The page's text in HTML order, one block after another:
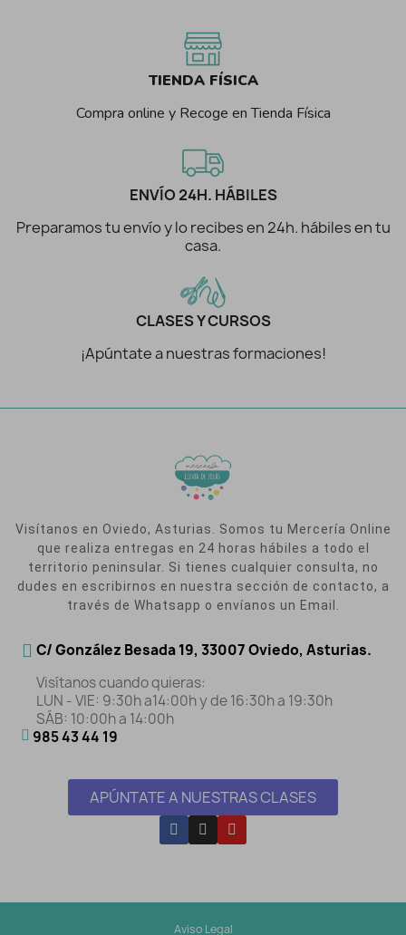
TIENDA FÍSICA
Compra online y Recoge en Tienda Física
ENVÍO 24H. HÁBILES
Preparamos tu envío y lo recibes en 24h. hábiles en tu
casa.
CLASES Y CURSOS
¡Apúntate a nuestras formaciones!
Visítanos en Oviedo, Asturias. Somos tu Mercería Online
que realiza entregas en 24 horas hábiles a todo el
territorio peninsular. Si tienes cualquier consulta, no
dudes en escribirnos en nuestra sección de contacto, a
través de Whatsapp o envíanos un Email.
C/ González Besada 19, 33007 Oviedo, Asturias.
Visítanos cuando quieras:
LUN - VIE: 9:30h a14:00h y de 16:30h a 19:30h
SÁB: 10:00h a 14:00h
985 43 44 19
APÚNTATE A NUESTRAS CLASES
Aviso Legal